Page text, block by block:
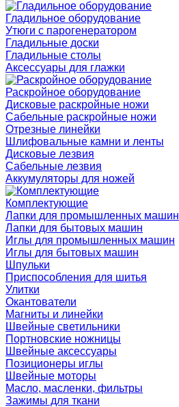
Гладильное оборудование
Утюги с парогенератором
Гладильные доски
Гладильные столы
Аксессуары для глажки
Раскройное оборудование
Дисковые раскройные ножи
Сабельные раскройные ножи
Отрезные линейки
Шлифовальные камни и ленты
Дисковые лезвия
Сабельные лезвия
Аккумуляторы для ножей
Комплектующие
Лапки для промышленных машин
Лапки для бытовых машин
Иглы для промышленных машин
Иглы для бытовых машин
Шпульки
Приспособления для шитья
Улитки
Окантователи
Магниты и линейки
Швейные светильники
Портновские ножницы
Швейные аксессуары
Позиционеры иглы
Швейные моторы
Масло, масленки, фильтры
Зажимы для ткани